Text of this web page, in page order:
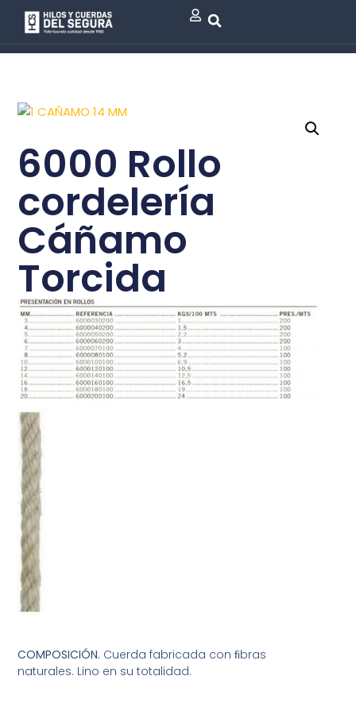
6000 Rollo
cordelería
Cáñamo
Torcida
COMPOSICIÓN. Cuerda fabricada con ﬁbras
naturales. Lino en su totalidad.